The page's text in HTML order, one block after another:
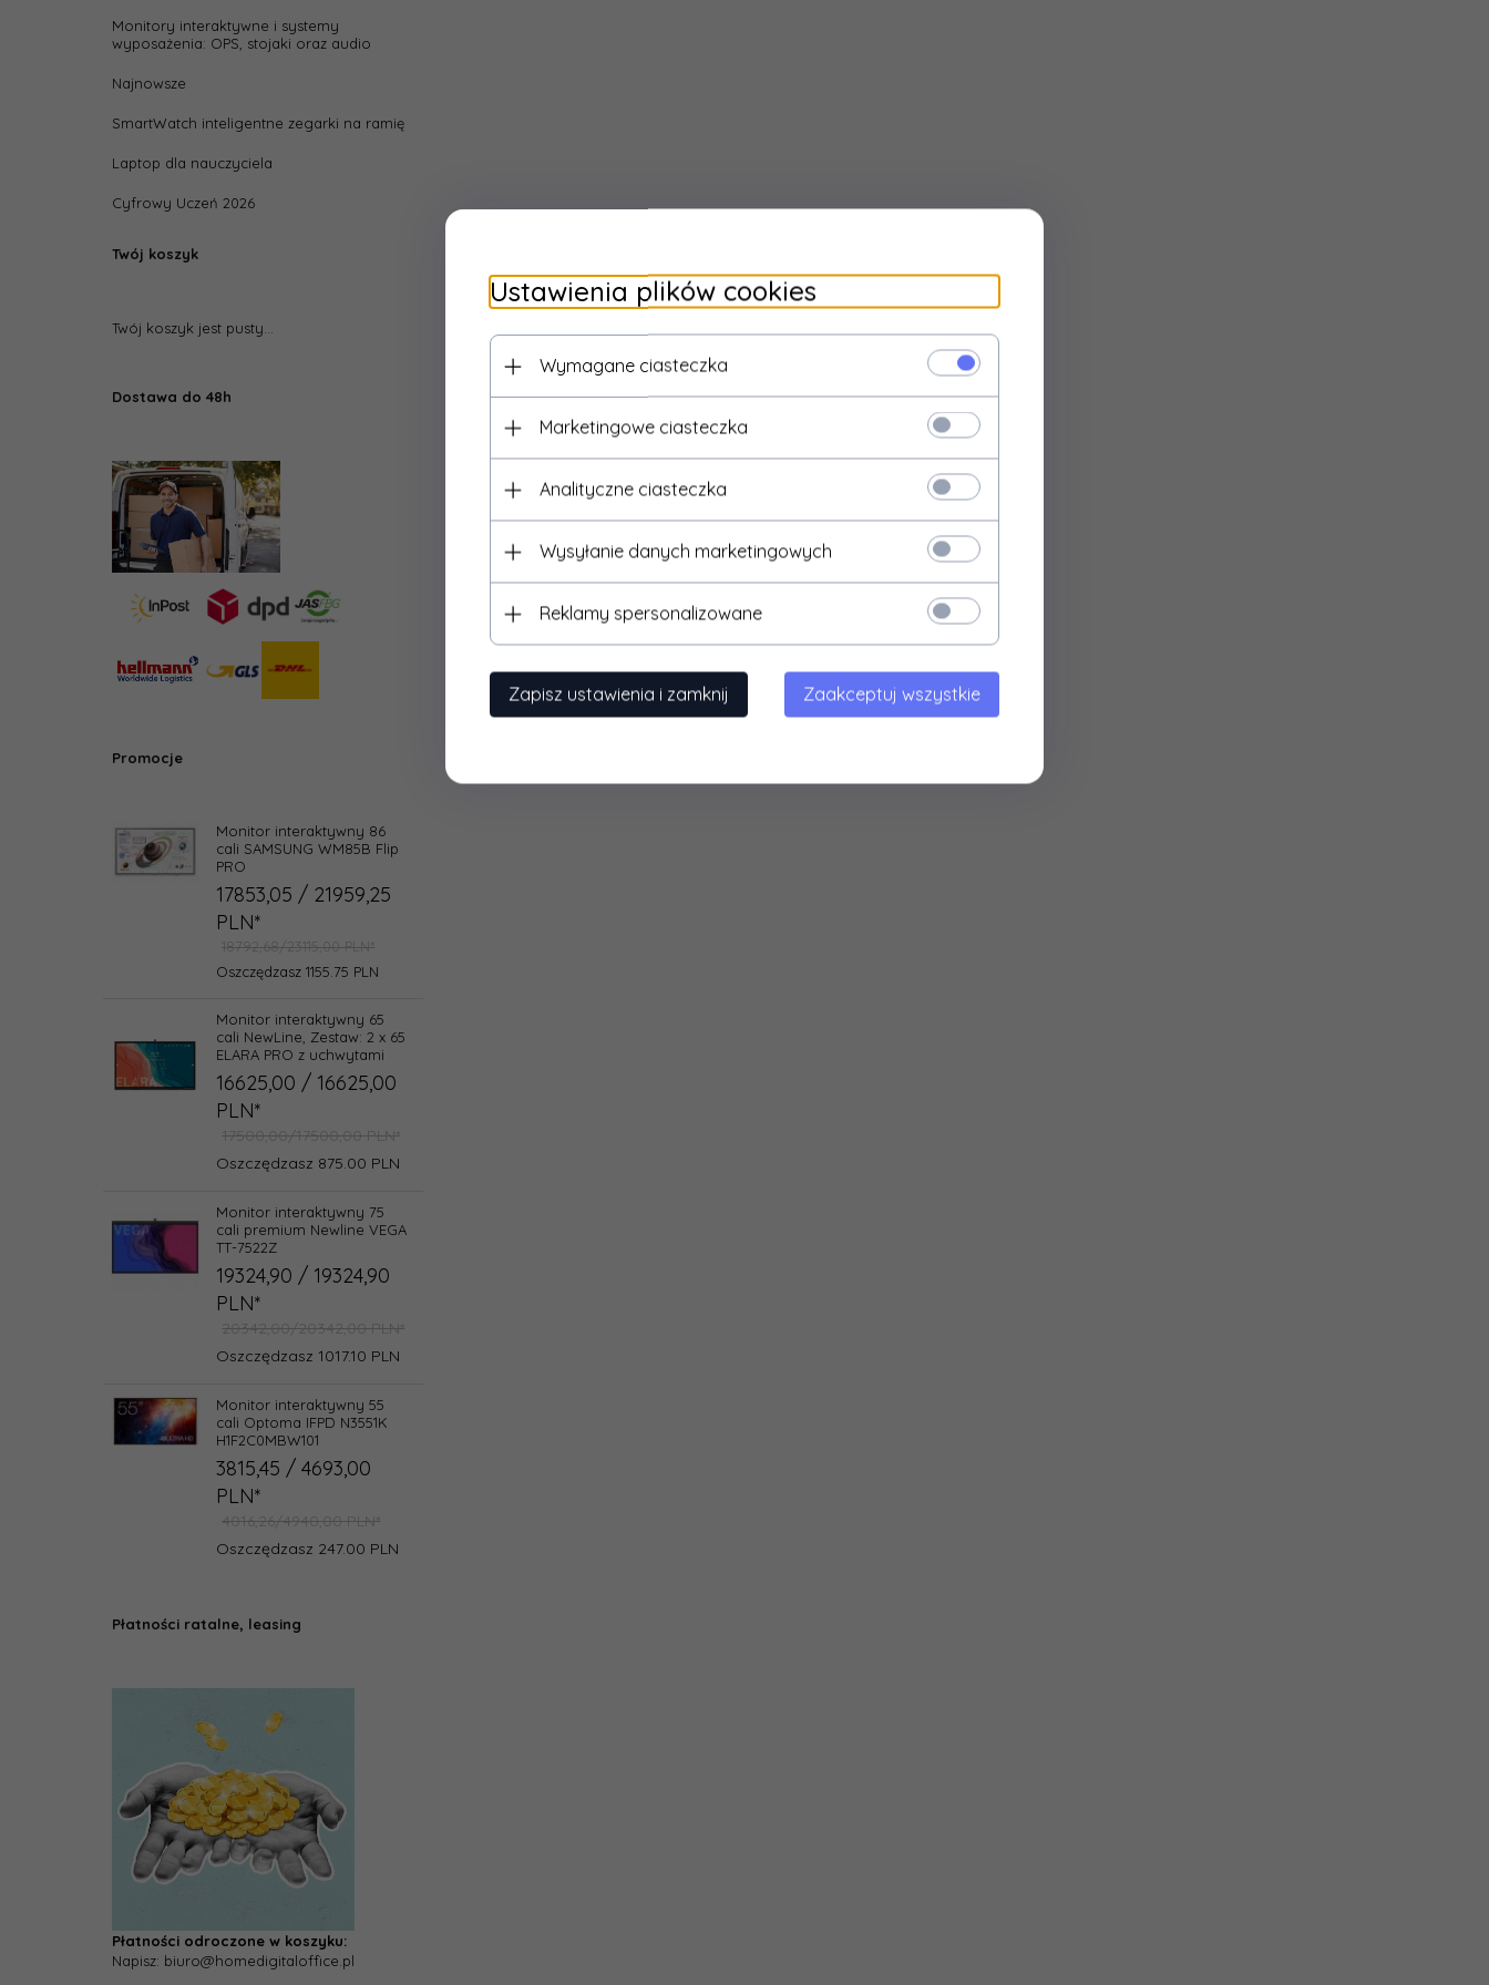
Monitory interaktywne i systemy
wyposażenia: OPS, stojaki oraz audio
Najnowsze
SmartWatch inteligentne zegarki na ramię
Laptop dla nauczyciela
Cyfrowy Uczeń 2026
Twój koszyk
Twój koszyk jest pusty...
Dostawa do 48h
Promocje
Monitor interaktywny 86
cali SAMSUNG WM85B Flip
PRO
17853,05 / 21959,25
PLN*
18792,68/23115,00 PLN*
Oszczędzasz 1155.75 PLN
Monitor interaktywny 65
cali NewLine, Zestaw: 2 x 65
ELARA PRO z uchwytami
16625,00 / 16625,00
PLN*
17500,00/17500,00 PLN*
Oszczędzasz 875.00 PLN
Monitor interaktywny 75
cali premium Newline VEGA
TT-7522Z
19324,90 / 19324,90
PLN*
20342,00/20342,00 PLN*
Oszczędzasz 1017.10 PLN
Monitor interaktywny 55
cali Optoma IFPD N3551K
H1F2C0MBW101
3815,45 / 4693,00
PLN*
4016,26/4940,00 PLN*
Oszczędzasz 247.00 PLN
Płatności ratalne, leasing
Płatności odroczone w koszyku:
Napisz: biuro@homedigitaloffice.pl
Ustawienia plików cookies
Wymagane ciasteczka
Marketingowe ciasteczka
Analityczne ciasteczka
Wysyłanie danych marketingowych
Reklamy spersonalizowane
Zapisz ustawienia i zamknij Zaakceptuj wszystkie